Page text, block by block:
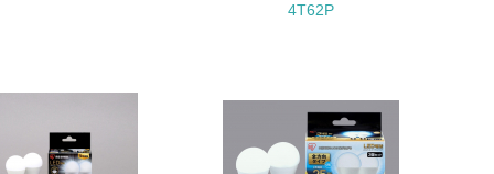
目標や計画を立てている
4T62P